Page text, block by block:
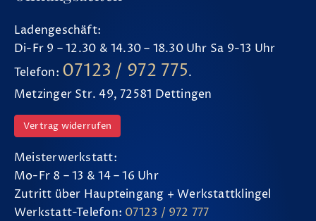
Ladengeschäft:
Di-Fr 9 – 12.30 & 14.30 – 18.30 Uhr Sa 9-13 Uhr
Telefon: 07123 / 972 775.
Metzinger Str. 49, 72581 Dettingen
Vertrag widerrufen
Meisterwerkstatt:
Mo-Fr 8 – 13 & 14 – 16 Uhr
Zutritt über Haupteingang + Werkstattklingel
Werkstatt-Telefon: 07123 / 972 777